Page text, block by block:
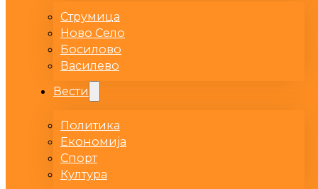
Струмица
Ново Село
Босилово
Василево
Вести
Политика
Економија
Спорт
Култура